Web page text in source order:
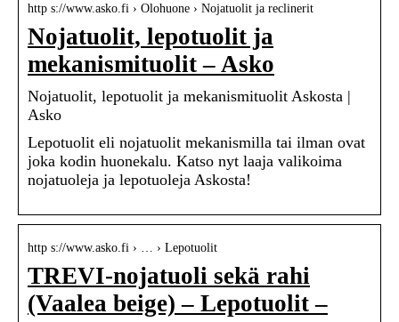
http s://www.asko.fi › Olohuone › Nojatuolit ja reclinerit
Nojatuolit, lepotuolit ja
mekanismituolit – Asko
Nojatuolit, lepotuolit ja mekanismituolit Askosta |
Asko
Lepotuolit eli nojatuolit mekanismilla tai ilman ovat
joka kodin huonekalu. Katso nyt laaja valikoima
nojatuoleja ja lepotuoleja Askosta!
http s://www.asko.fi › … › Lepotuolit
TREVI-nojatuoli sekä rahi
(Vaalea beige) – Lepotuolit –